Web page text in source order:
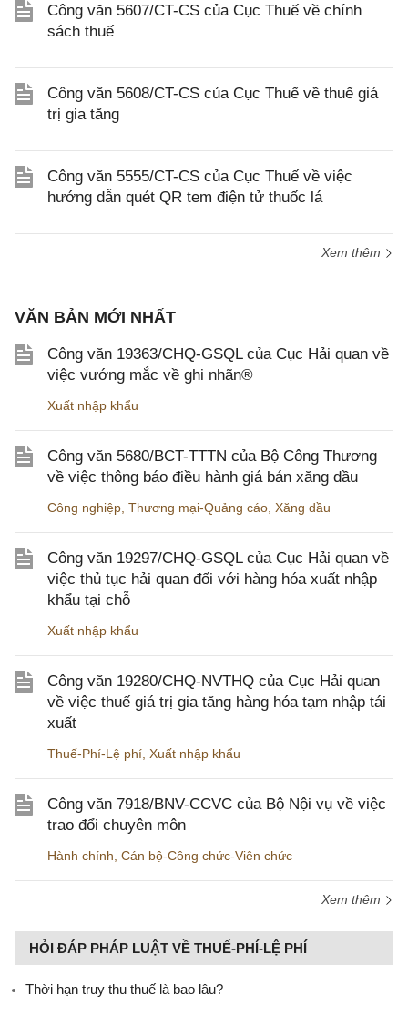
Công văn 5607/CT-CS của Cục Thuế về chính
sách thuế
Công văn 5608/CT-CS của Cục Thuế về thuế giá
trị gia tăng
Công văn 5555/CT-CS của Cục Thuế về việc
hướng dẫn quét QR tem điện tử thuốc lá
Xem thêm
VĂN BẢN MỚI NHẤT
Công văn 19363/CHQ-GSQL của Cục Hải quan về
việc vướng mắc về ghi nhãn®
Xuất nhập khẩu
Công văn 5680/BCT-TTTN của Bộ Công Thương
về việc thông báo điều hành giá bán xăng dầu
Công nghiệp Thương mại-Quảng cáo Xăng dầu
Công văn 19297/CHQ-GSQL của Cục Hải quan về
việc thủ tục hải quan đối với hàng hóa xuất nhập
khẩu tại chỗ
Xuất nhập khẩu
Công văn 19280/CHQ-NVTHQ của Cục Hải quan
về việc thuế giá trị gia tăng hàng hóa tạm nhập tái
xuất
Thuế-Phí-Lệ phí Xuất nhập khẩu
Công văn 7918/BNV-CCVC của Bộ Nội vụ về việc
trao đổi chuyên môn
Hành chính Cán bộ-Công chức-Viên chức
Xem thêm
HỎI ĐÁP PHÁP LUẬT VỀ THUẾ-PHÍ-LỆ PHÍ
Thời hạn truy thu thuế là bao lâu?